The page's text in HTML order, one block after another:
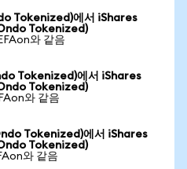
Tokenized)에서 iShares
Tokenized)
와 같음
Tokenized)에서 iShares
Tokenized)
와 같음
Tokenized)에서 iShares
Tokenized)
와 같음